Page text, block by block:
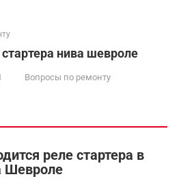
нива шевроле
Вопросы по ремонту
реле стартера в
Шевроле